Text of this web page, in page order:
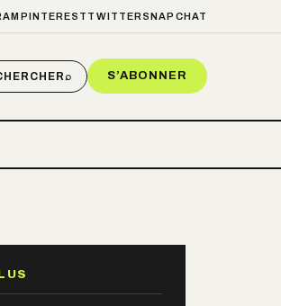
PINTEREST TWITTER SNAPCHAT
⌕ S’ABONNER